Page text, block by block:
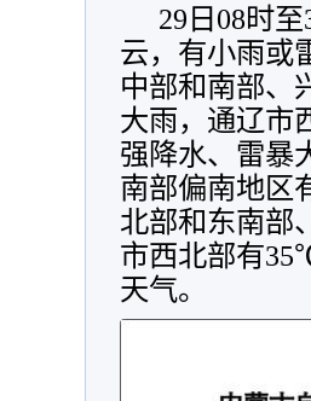
29日08时
云，有小雨或
中部和南部、
大雨，通辽市
强降水、雷暴
南部偏南地区
北部和东南部
市西北部有
天气。